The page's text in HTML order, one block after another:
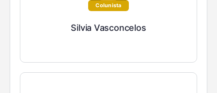
Colunista
Silvia Vasconcelos